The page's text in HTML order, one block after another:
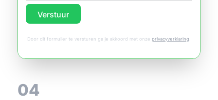
Verstuur
Door dit formulier te versturen ga je akkoord met onze privacyverklaring.
04